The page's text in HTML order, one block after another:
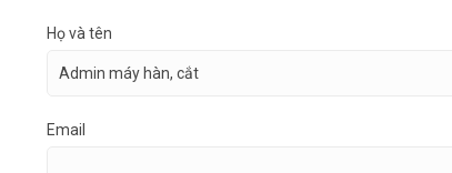
Họ và tên
Email